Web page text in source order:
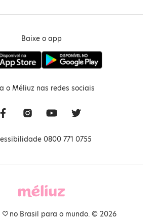
Baixe o app
o Méliuz nas redes sociais
0800 771 0755
no Brasil para o mundo. © 2026